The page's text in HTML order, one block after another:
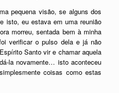
pequena visão, se alguns dos
isto, eu estava em uma reunião
morreu, sentada bem à minha
verificar o pulso dela e já não
Santo vir e chamar aquela
la novamente… isto aconteceu
coisas como estas